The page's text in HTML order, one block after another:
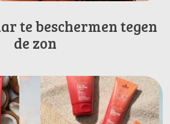
te beschermen tegen
de zon